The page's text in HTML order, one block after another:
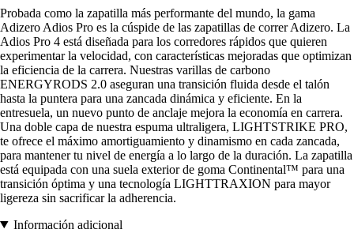
Probada como la zapatilla más performante del mundo, la gama
Adizero Adios Pro es la cúspide de las zapatillas de correr Adizero. La
Adios Pro 4 está diseñada para los corredores rápidos que quieren
experimentar la velocidad, con características mejoradas que optimizan
la eficiencia de la carrera. Nuestras varillas de carbono
ENERGYRODS 2.0 aseguran una transición fluida desde el talón
hasta la puntera para una zancada dinámica y eficiente. En la
entresuela, un nuevo punto de anclaje mejora la economía en carrera.
Una doble capa de nuestra espuma ultraligera, LIGHTSTRIKE PRO,
te ofrece el máximo amortiguamiento y dinamismo en cada zancada,
para mantener tu nivel de energía a lo largo de la duración. La zapatilla
está equipada con una suela exterior de goma Continental™ para una
transición óptima y una tecnología LIGHTTRAXION para mayor
ligereza sin sacrificar la adherencia.
Información adicional